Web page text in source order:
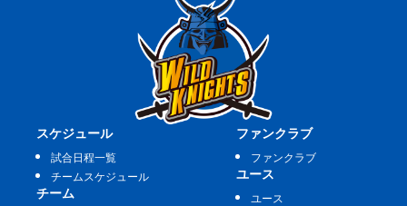
スケジュール
試合日程一覧
チームスケジュール
チーム
ファンクラブ
ファンクラブ
ユース
ユース